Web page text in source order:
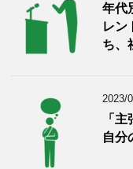
年代
レン
ち、
2023/
「
自分